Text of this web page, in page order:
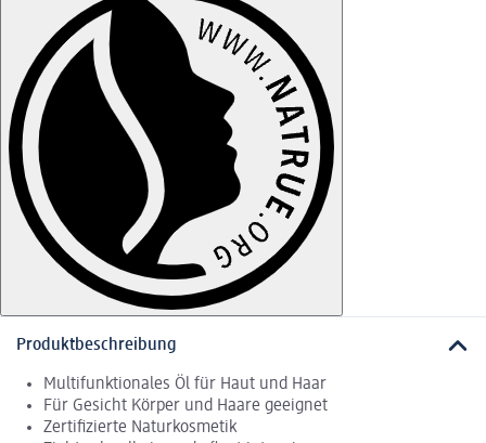
Produktbeschreibung
Multifunktionales Öl für Haut und Haar
Für Gesicht Körper und Haare geeignet
Zertifizierte Naturkosmetik